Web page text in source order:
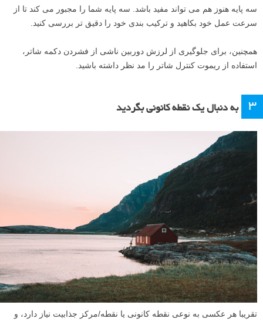
سه پایه هنوز هم می تواند مفید باشد. سه پایه شما را مجبور می کند تا از
سرعت عمل خود بکاهید و ترکیب بندی خود را دقیق تر بررسی کنید.
همچنین، برای جلوگیری از لرزش دوربین ناشی از فشردن دکمه شاتر،
استفاده از ریموت کنترل شاتر را مد نظر داشته باشید.
۳ به دنبال یک نقطه کانونی بگردید
تقریبا هر عکسی به نوعی نقطه کانونی یا نقطه/مرکز جذابیت نیاز دارد، و